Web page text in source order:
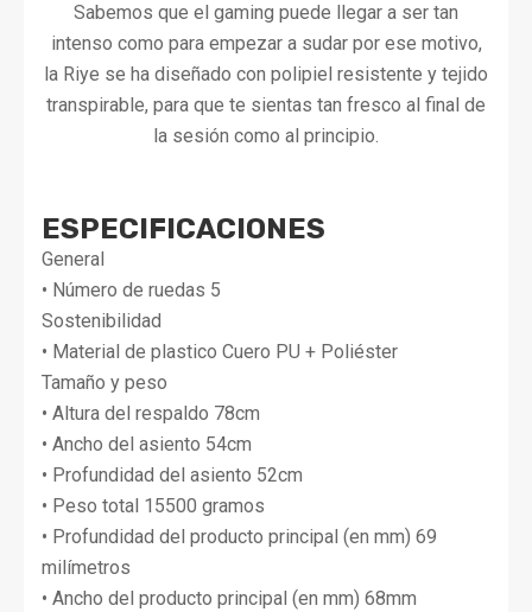
Sabemos que el gaming puede llegar a ser tan
intenso como para empezar a sudar por ese motivo,
la Riye se ha diseñado con polipiel resistente y tejido
transpirable, para que te sientas tan fresco al final de
la sesión como al principio.
ESPECIFICACIONES
General
• Número de ruedas 5
Sostenibilidad
• Material de plastico Cuero PU + Poliéster
Tamaño y peso
• Altura del respaldo 78cm
• Ancho del asiento 54cm
• Profundidad del asiento 52cm
• Peso total 15500 gramos
• Profundidad del producto principal (en mm) 69
milímetros
• Ancho del producto principal (en mm) 68mm